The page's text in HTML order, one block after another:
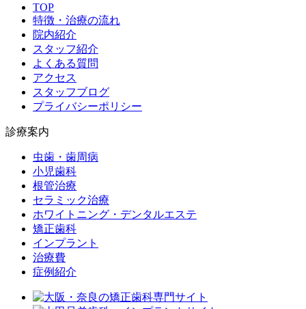
TOP
特徴・治療の流れ
院内紹介
スタッフ紹介
よくある質問
アクセス
スタッフブログ
プライバシーポリシー
診療案内
虫歯・歯周病
小児歯科
根管治療
セラミック治療
ホワイトニング・デンタルエステ
矯正歯科
インプラント
治療費
症例紹介